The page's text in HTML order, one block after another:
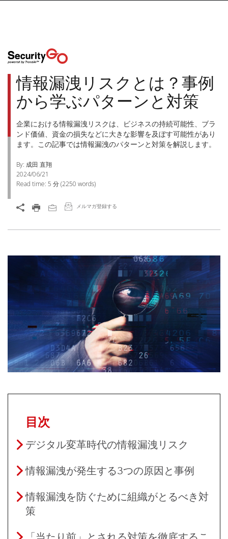
情報漏洩リスクとは？事例
から学ぶパターンと対策
企業における情報漏洩リスクは、ビジネスの持続可能性、ブラ
ンド価値、資金の損失などに大きな影響を及ぼす可能性があり
ます。この記事では情報漏洩のパターンと対策を解説します。
By: 成田 直翔
2024/06/21
Read time: 5 分(2250 words)
メルマガ登録する
目次
デジタル変革時代の情報漏洩リスク
情報漏洩が発生する3つの原因と事例
情報漏洩を防ぐために組織がとるべき対
策